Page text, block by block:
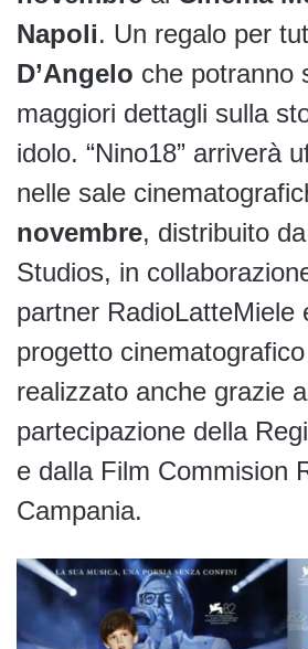
Napoli. Un regalo per
D’Angelo che potranno
maggiori dettagli sulla
idolo. “Nino18” arriverà
nelle sale
novembre, distribuito
Studios, in
partner RadioLatteMiele
progetto
realizzato anche grazie
partecipazione della
e dalla Film Commision
Campania.